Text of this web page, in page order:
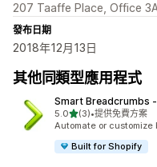
207 Taaffe Place, Office
發布日期
2018年12月13日
其他同類型應用程式
Smart Breadcrumbs ‑
5.0滿分 5 顆星
(3)
共有 3 則評價
•提供免費方案
Automate or customize
Built for Shopify